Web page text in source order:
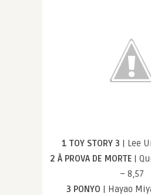
1 TOY STORY 3 | Lee
2 À PROVA DE MORTE |
– 8,57
3 PONYO | Hayao